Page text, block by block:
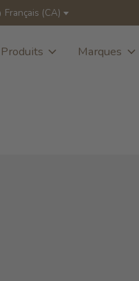
Français (CA)
Produits Marques